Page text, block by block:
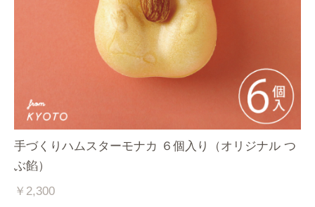
手づくりハムスターモナカ ６個入り（オリジナル つ
ぶ餡）
￥2,300